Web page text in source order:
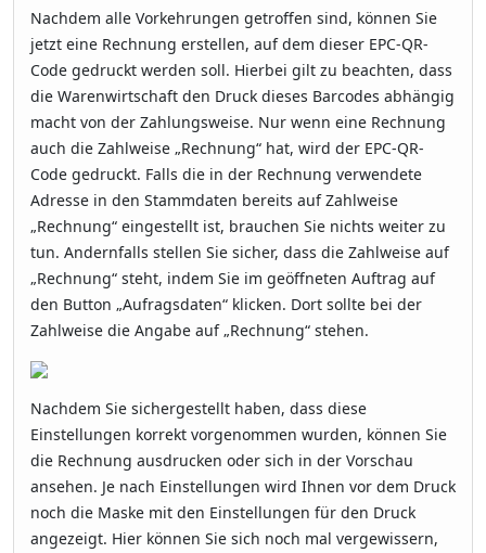
Nachdem alle Vorkehrungen getroffen sind, können Sie
jetzt eine Rechnung erstellen, auf dem dieser EPC-QR-
Code gedruckt werden soll. Hierbei gilt zu beachten, dass
die Warenwirtschaft den Druck dieses Barcodes abhängig
macht von der Zahlungsweise. Nur wenn eine Rechnung
auch die Zahlweise „Rechnung“ hat, wird der EPC-QR-
Code gedruckt. Falls die in der Rechnung verwendete
Adresse in den Stammdaten bereits auf Zahlweise
„Rechnung“ eingestellt ist, brauchen Sie nichts weiter zu
tun. Andernfalls stellen Sie sicher, dass die Zahlweise auf
„Rechnung“ steht, indem Sie im geöffneten Auftrag auf
den Button „Aufragsdaten“ klicken. Dort sollte bei der
Zahlweise die Angabe auf „Rechnung“ stehen.
Nachdem Sie sichergestellt haben, dass diese
Einstellungen korrekt vorgenommen wurden, können Sie
die Rechnung ausdrucken oder sich in der Vorschau
ansehen. Je nach Einstellungen wird Ihnen vor dem Druck
noch die Maske mit den Einstellungen für den Druck
angezeigt. Hier können Sie sich noch mal vergewissern,